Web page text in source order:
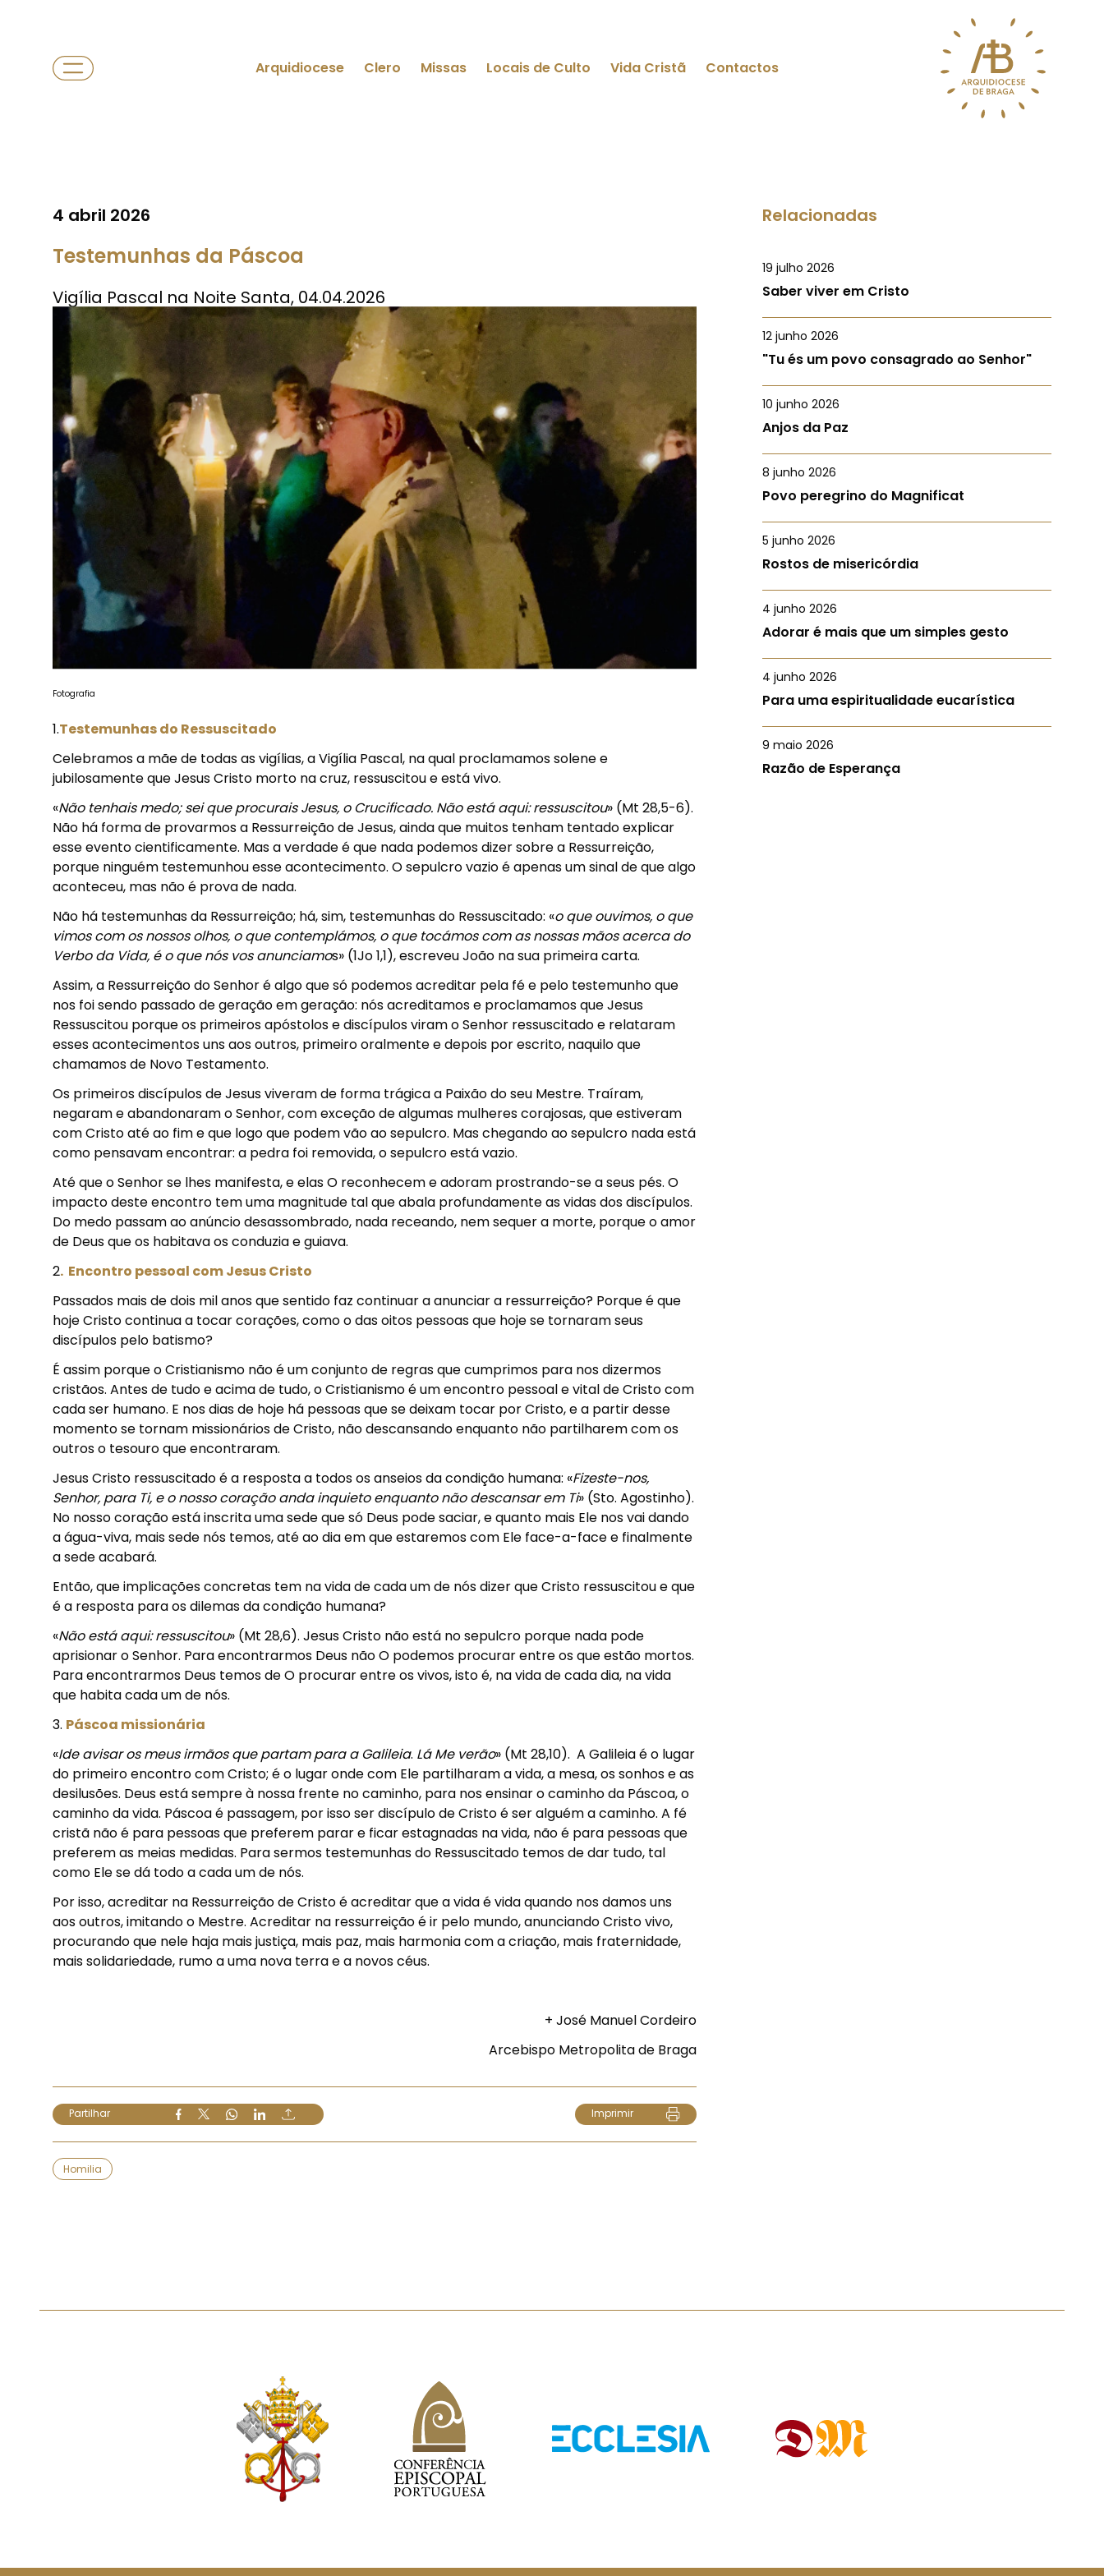
Arquidiocese Clero Missas Locais de Culto Vida Cristã Contactos
4 abril 2026
Testemunhas da Páscoa
Vigília Pascal na Noite Santa, 04.04.2026
Fotografia
1.Testemunhas do Ressuscitado
Celebramos a mãe de todas as vigílias, a Vigília Pascal, na qual proclamamos solene e
jubilosamente que Jesus Cristo morto na cruz, ressuscitou e está vivo.
«Não tenhais medo; sei que procurais Jesus, o Crucificado. Não está aqui: ressuscitou» (Mt 28,5-6).
Não há forma de provarmos a Ressurreição de Jesus, ainda que muitos tenham tentado explicar
esse evento cientificamente. Mas a verdade é que nada podemos dizer sobre a Ressurreição,
porque ninguém testemunhou esse acontecimento. O sepulcro vazio é apenas um sinal de que algo
aconteceu, mas não é prova de nada.
Não há testemunhas da Ressurreição; há, sim, testemunhas do Ressuscitado: «o que ouvimos, o que
vimos com os nossos olhos, o que contemplámos, o que tocámos com as nossas mãos acerca do
Verbo da Vida, é o que nós vos anunciamos» (1Jo 1,1), escreveu João na sua primeira carta.
Assim, a Ressurreição do Senhor é algo que só podemos acreditar pela fé e pelo testemunho que
nos foi sendo passado de geração em geração: nós acreditamos e proclamamos que Jesus
Ressuscitou porque os primeiros apóstolos e discípulos viram o Senhor ressuscitado e relataram
esses acontecimentos uns aos outros, primeiro oralmente e depois por escrito, naquilo que
chamamos de Novo Testamento.
Os primeiros discípulos de Jesus viveram de forma trágica a Paixão do seu Mestre. Traíram,
negaram e abandonaram o Senhor, com exceção de algumas mulheres corajosas, que estiveram
com Cristo até ao fim e que logo que podem vão ao sepulcro. Mas chegando ao sepulcro nada está
como pensavam encontrar: a pedra foi removida, o sepulcro está vazio.
Até que o Senhor se lhes manifesta, e elas O reconhecem e adoram prostrando-se a seus pés. O
impacto deste encontro tem uma magnitude tal que abala profundamente as vidas dos discípulos.
Do medo passam ao anúncio desassombrado, nada receando, nem sequer a morte, porque o amor
de Deus que os habitava os conduzia e guiava.
2. Encontro pessoal com Jesus Cristo
Passados mais de dois mil anos que sentido faz continuar a anunciar a ressurreição? Porque é que
hoje Cristo continua a tocar corações, como o das oitos pessoas que hoje se tornaram seus
discípulos pelo batismo?
É assim porque o Cristianismo não é um conjunto de regras que cumprimos para nos dizermos
cristãos. Antes de tudo e acima de tudo, o Cristianismo é um encontro pessoal e vital de Cristo com
cada ser humano. E nos dias de hoje há pessoas que se deixam tocar por Cristo, e a partir desse
momento se tornam missionários de Cristo, não descansando enquanto não partilharem com os
outros o tesouro que encontraram.
Jesus Cristo ressuscitado é a resposta a todos os anseios da condição humana: «Fizeste-nos,
Senhor, para Ti, e o nosso coração anda inquieto enquanto não descansar em Ti» (Sto. Agostinho).
No nosso coração está inscrita uma sede que só Deus pode saciar, e quanto mais Ele nos vai dando
a água-viva, mais sede nós temos, até ao dia em que estaremos com Ele face-a-face e finalmente
a sede acabará.
Então, que implicações concretas tem na vida de cada um de nós dizer que Cristo ressuscitou e que
é a resposta para os dilemas da condição humana?
«Não está aqui: ressuscitou» (Mt 28,6). Jesus Cristo não está no sepulcro porque nada pode
aprisionar o Senhor. Para encontrarmos Deus não O podemos procurar entre os que estão mortos.
Para encontrarmos Deus temos de O procurar entre os vivos, isto é, na vida de cada dia, na vida
que habita cada um de nós.
3. Páscoa missionária
«Ide avisar os meus irmãos que partam para a Galileia. Lá Me verão» (Mt 28,10). A Galileia é o lugar
do primeiro encontro com Cristo; é o lugar onde com Ele partilharam a vida, a mesa, os sonhos e as
desilusões. Deus está sempre à nossa frente no caminho, para nos ensinar o caminho da Páscoa, o
caminho da vida. Páscoa é passagem, por isso ser discípulo de Cristo é ser alguém a caminho. A fé
cristã não é para pessoas que preferem parar e ficar estagnadas na vida, não é para pessoas que
preferem as meias medidas. Para sermos testemunhas do Ressuscitado temos de dar tudo, tal
como Ele se dá todo a cada um de nós.
Por isso, acreditar na Ressurreição de Cristo é acreditar que a vida é vida quando nos damos uns
aos outros, imitando o Mestre. Acreditar na ressurreição é ir pelo mundo, anunciando Cristo vivo,
procurando que nele haja mais justiça, mais paz, mais harmonia com a criação, mais fraternidade,
mais solidariedade, rumo a uma nova terra e a novos céus.
+ José Manuel Cordeiro
Arcebispo Metropolita de Braga
Partilhar Imprimir
Homilia
Relacionadas
19 julho 2026
Saber viver em Cristo
12 junho 2026
"Tu és um povo consagrado ao Senhor"
10 junho 2026
Anjos da Paz
8 junho 2026
Povo peregrino do Magnificat
5 junho 2026
Rostos de misericórdia
4 junho 2026
Adorar é mais que um simples gesto
4 junho 2026
Para uma espiritualidade eucarística
9 maio 2026
Razão de Esperança